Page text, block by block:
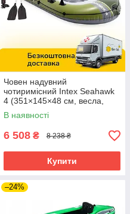
Човен надувний
чотиримісний Intex Seahawk
4 (351×145×48 см, весла,
насос) 66334 Зелений
В наявності
6 508 ₴ 8 238 ₴
Купити
–24%